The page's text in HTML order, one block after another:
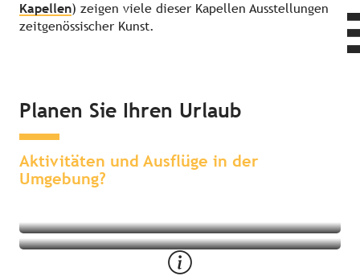
Kapellen) zeigen viele dieser Kapellen Ausstellungen
zeitgenössischer Kunst.
Planen Sie Ihren Urlaub
Aktivitäten und Ausflüge in der
Umgebung?
Übernachten in der Umgebung
Sehenswertes & Erlebnisse in der